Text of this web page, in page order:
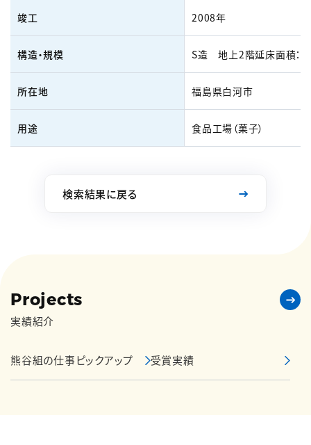
竣工 2008年
構造・規模 S造 地上2階延床面積：
所在地 福島県白河市
用途 食品工場（菓子）
検索結果に戻る
Projects
実績紹介
熊谷組の仕事ピックアップ 受賞実績